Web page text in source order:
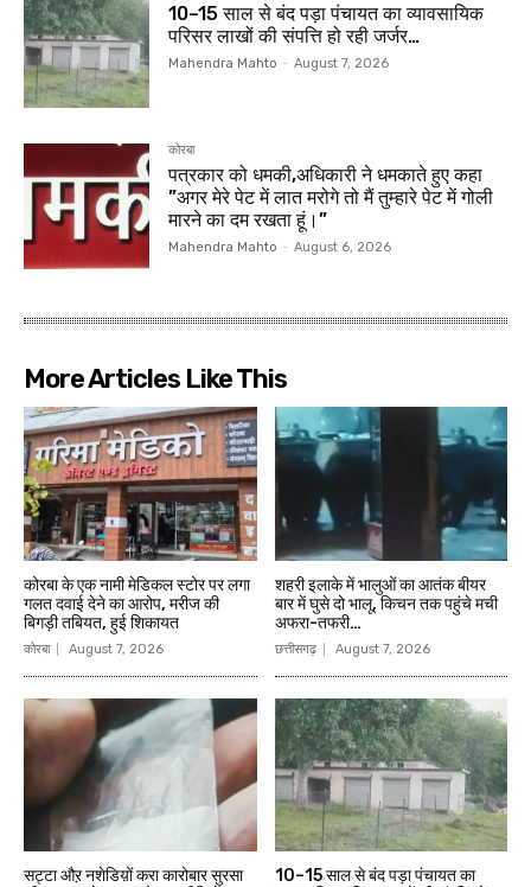
10–15 साल से बंद पड़ा पंचायत का व्यावसायिक
परिसर लाखों की संपत्ति हो रही जर्जर…
Mahendra Mahto - August 7, 2026
कोरबा
पत्रकार को धमकी,अधिकारी ने धमकाते हुए कहा
”अगर मेरे पेट में लात मरोगे तो मैं तुम्हारे पेट में गोली
मारने का दम रखता हूं।”
Mahendra Mahto - August 6, 2026
More Articles Like This
कोरबा के एक नामी मेडिकल स्टोर पर लगा
गलत दवाई देने का आरोप, मरीज की
बिगड़ी तबियत, हुई शिकायत
कोरबा August 7, 2026
शहरी इलाके में भालुओं का आतंक बीयर
बार में घुसे दो भालू, किचन तक पहुंचे मची
अफरा-तफरी…
छत्तीसगढ़ August 7, 2026
सट्टा औऱ नशेडिय़ों करा कारोबार सुरसा
10–15 साल से बंद पड़ा पंचायत का